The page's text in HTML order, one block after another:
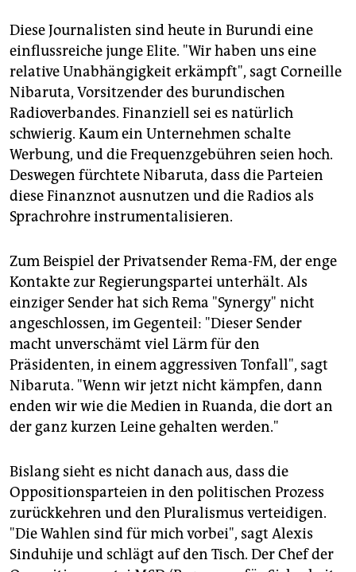
Diese Journalisten sind heute in Burundi eine
einflussreiche junge Elite. "Wir haben uns eine
relative Unabhängigkeit erkämpft", sagt Corneille
Nibaruta, Vorsitzender des burundischen
Radioverbandes. Finanziell sei es natürlich
schwierig. Kaum ein Unternehmen schalte
Werbung, und die Frequenzgebühren seien hoch.
Deswegen fürchtete Nibaruta, dass die Parteien
diese Finanznot ausnutzen und die Radios als
Sprachrohre instrumentalisieren.
Zum Beispiel der Privatsender Rema-FM, der enge
Kontakte zur Regierungspartei unterhält. Als
einziger Sender hat sich Rema "Synergy" nicht
angeschlossen, im Gegenteil: "Dieser Sender
macht unverschämt viel Lärm für den
Präsidenten, in einem aggressiven Tonfall", sagt
Nibaruta. "Wenn wir jetzt nicht kämpfen, dann
enden wir wie die Medien in Ruanda, die dort an
der ganz kurzen Leine gehalten werden."
Bislang sieht es nicht danach aus, dass die
Oppositionsparteien in den politischen Prozess
zurückkehren und den Pluralismus verteidigen.
"Die Wahlen sind für mich vorbei", sagt Alexis
Sinduhije und schlägt auf den Tisch. Der Chef der